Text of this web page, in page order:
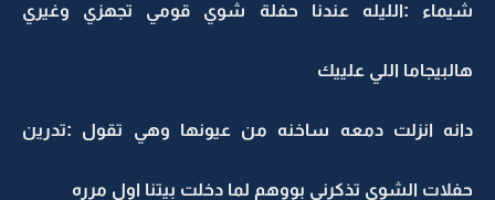
شيماء :الليله عندنا حفلة شوي قومي تجهزي وغيري
هالبيجاما اللي علييك
دانه انزلت دمعه ساخنه من عيونها وهي تقول :تدرين
حفلات الشوي تذكرني بووهم لما دخلت بيتنا اول مرره